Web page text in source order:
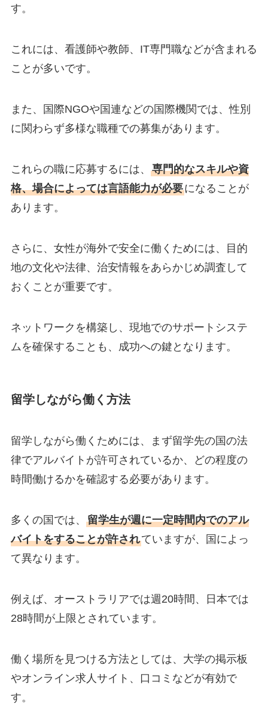
す。
これには、看護師や教師、IT専門職などが含まれる
ことが多いです。
また、国際NGOや国連などの国際機関では、性別
に関わらず多様な職種での募集があります。
これらの職に応募するには、 専門的なスキルや資
格、場合によっては言語能力が必要になることが
あります。
さらに、女性が海外で安全に働くためには、目的
地の文化や法律、治安情報をあらかじめ調査して
おくことが重要です。
ネットワークを構築し、現地でのサポートシステ
ムを確保することも、成功への鍵となります。
留学しながら働く方法
留学しながら働くためには、まず留学先の国の法
律でアルバイトが許可されているか、どの程度の
時間働けるかを確認する必要があります。
多くの国では、 留学生が週に一定時間内でのアル
バイトをすることが許されていますが、国によっ
て異なります。
例えば、オーストラリアでは週20時間、日本では
28時間が上限とされています。
働く場所を見つける方法としては、大学の掲示板
やオンライン求人サイト、口コミなどが有効で
す。